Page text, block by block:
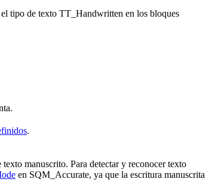
tipo de texto TT_Handwritten en los bloques
.
manuscrito. Para detectar y reconocer texto
en SQM_Accurate, ya que la escritura manuscrita